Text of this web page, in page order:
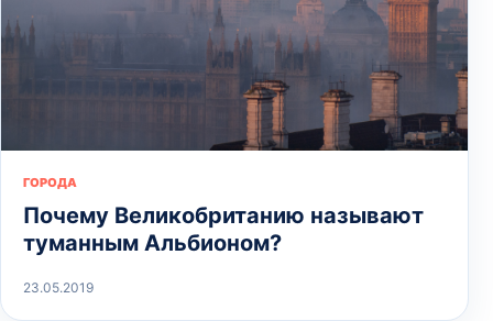
ГОРОДА
Почему Великобританию называют
туманным Альбионом?
23.05.2019